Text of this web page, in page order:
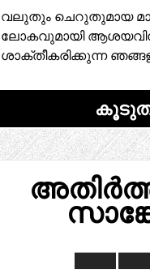
വലുതും ചെറുതുമായ
ലോകവുമായി
ശാക്തീകരിക്കുന്ന